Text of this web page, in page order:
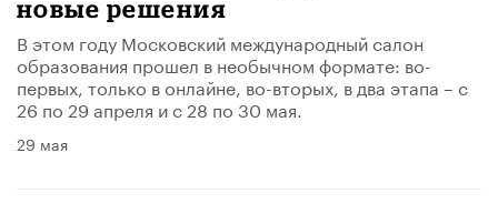
новые решения
В этом году Московский международный салон
образования прошел в необычном формате: во-
первых, только в онлайне, во-вторых, в два этапа – с
26 по 29 апреля и с 28 по 30 мая.
29 мая